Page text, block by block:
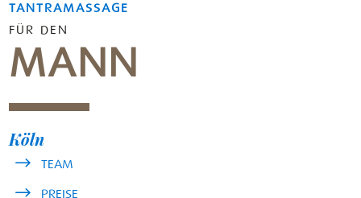
TANTRAMASSAGE
FÜR DEN
MANN
Köln
TEAM
PREISE